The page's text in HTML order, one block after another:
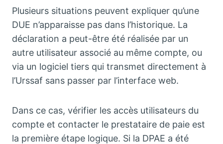
Plusieurs situations peuvent expliquer qu’une
DUE n’apparaisse pas dans l’historique. La
déclaration a peut-être été réalisée par un
autre utilisateur associé au même compte, ou
via un logiciel tiers qui transmet directement à
l’Urssaf sans passer par l’interface web.
Dans ce cas, vérifier les accès utilisateurs du
compte et contacter le prestataire de paie est
la première étape logique. Si la DPAE a été